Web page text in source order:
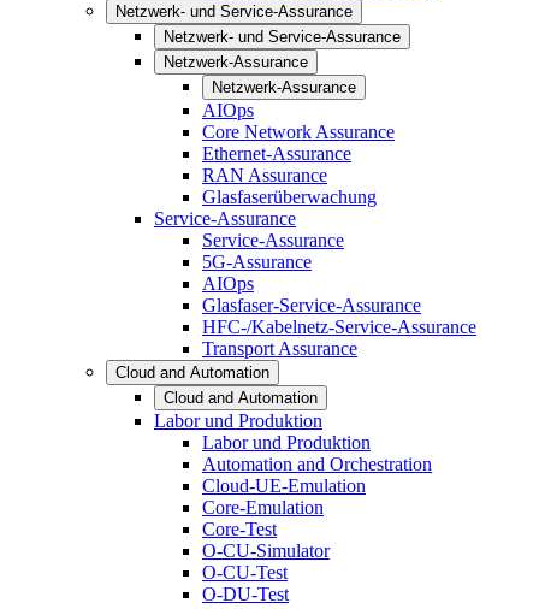
Netzwerk- und Service-Assurance
Netzwerk- und Service-Assurance
Netzwerk-Assurance
Netzwerk-Assurance
AIOps
Core Network Assurance
Ethernet-Assurance
RAN Assurance
Glasfaserüberwachung
Service-Assurance
Service-Assurance
5G-Assurance
AIOps
Glasfaser-Service-Assurance
HFC-/Kabelnetz-Service-Assurance
Transport Assurance
Cloud and Automation
Cloud and Automation
Labor und Produktion
Labor und Produktion
Automation and Orchestration
Cloud-UE-Emulation
Core-Emulation
Core-Test
O-CU-Simulator
O-CU-Test
O-DU-Test